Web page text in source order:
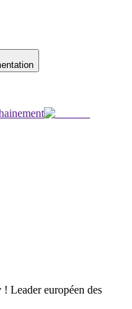
Leader européen des